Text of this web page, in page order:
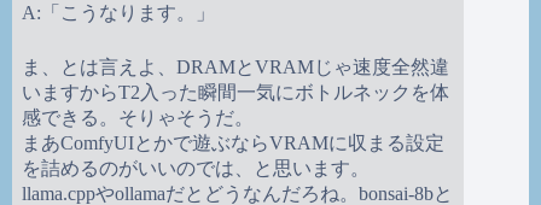
A:「こうなります。」
ま、とは言えよ、DRAMとVRAMじゃ速度全然違
いますからT2入った瞬間一気にボトルネックを体
感できる。そりゃそうだ。
まあComfyUIとかで遊ぶならVRAMに収まる設定
を詰めるのがいいのでは、と思います。
llama.cppやollamaだとどうなんだろね。bonsai-8bと